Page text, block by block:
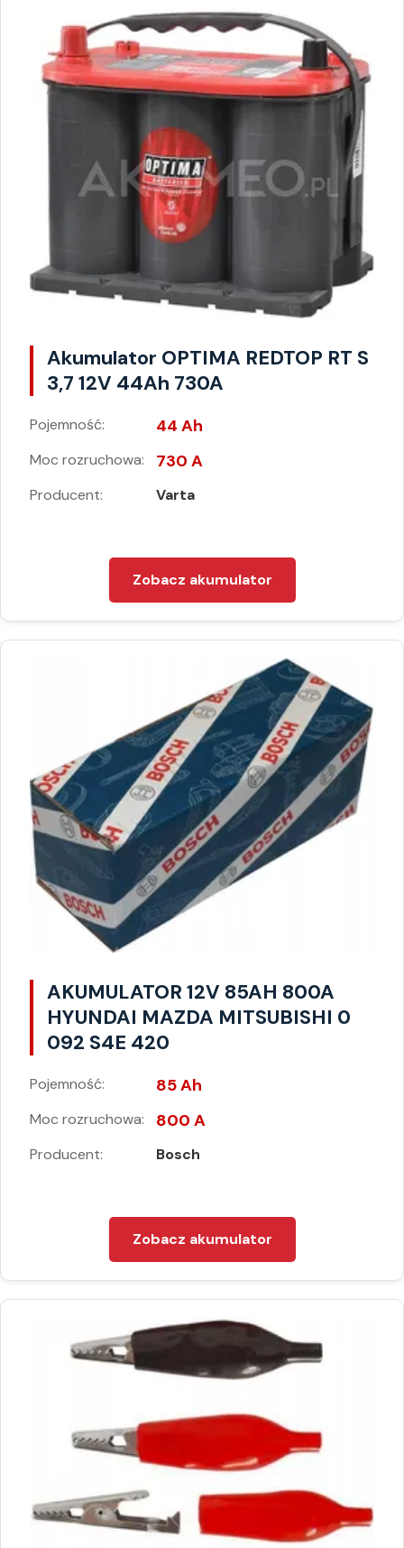
Akumulator OPTIMA REDTOP RT S
3,7 12V 44Ah 730A
Pojemność: 44 Ah
Moc rozruchowa: 730 A
Producent: Varta
Zobacz akumulator
AKUMULATOR 12V 85AH 800A
HYUNDAI MAZDA MITSUBISHI 0
092 S4E 420
Pojemność: 85 Ah
Moc rozruchowa: 800 A
Producent: Bosch
Zobacz akumulator